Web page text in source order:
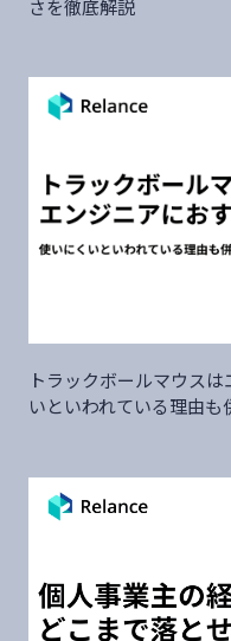
さを徹底解説
トラックボールマウス
いといわれている理由も